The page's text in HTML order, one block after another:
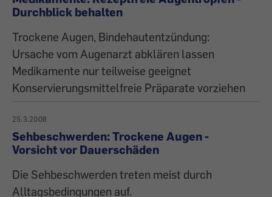
Durchblick behalten
Trockene Augen, Bindehautentzündung:
Ursache vom Augenarzt abklären lassen
Medikamente nur teilweise geeignet
Konservierungsmittelfreie Präparate vorziehen
25.3.2008
Sehbeschwerden: Trockene Augen -
Vorsicht vor Dauerschäden
Die Sehbeschwerden treten meist durch
Alltagsbedingungen auf.